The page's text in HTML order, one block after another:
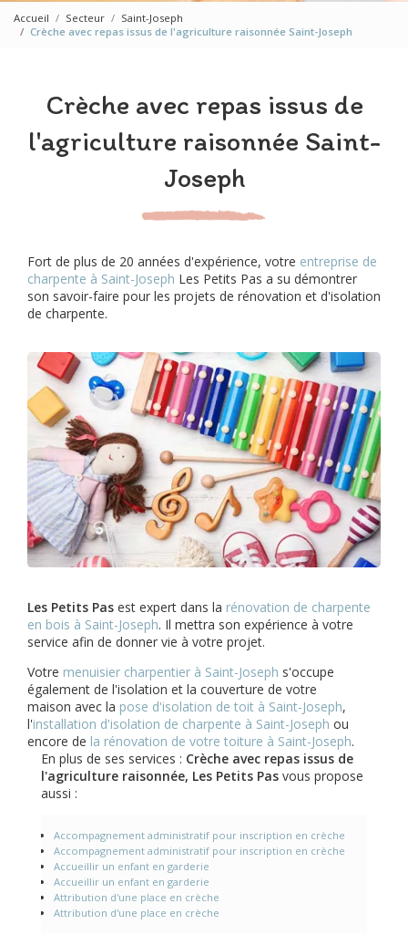
Accueil Secteur
Saint-Joseph
Crèche avec repas issus de l'agriculture raisonnée Saint-Joseph
Crèche avec repas issus de
l'agriculture raisonnée Saint-
Joseph
Fort de plus de 20 années d'expérience, votre entreprise de
charpente à Saint-Joseph Les Petits Pas a su démontrer
son savoir-faire pour les projets de rénovation et d'isolation
de charpente.
Les Petits Pas est expert dans la rénovation de charpente
en bois à Saint-Joseph. Il mettra son expérience à votre
service afin de donner vie à votre projet.
Votre menuisier charpentier à Saint-Joseph s'occupe
également de l'isolation et la couverture de votre
maison avec la pose d'isolation de toit à Saint-Joseph,
l'installation d'isolation de charpente à Saint-Joseph ou
encore de la rénovation de votre toiture à Saint-Joseph.
En plus de ses services : Crèche avec repas issus de
l'agriculture raisonnée, Les Petits Pas vous propose
aussi :
Accompagnement administratif pour inscription en crèche
Accompagnement administratif pour inscription en crèche
Accueillir un enfant en garderie
Accueillir un enfant en garderie
Attribution d'une place en crèche
Attribution d'une place en crèche